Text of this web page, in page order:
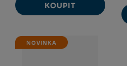
KOUPIT
NOVINKA